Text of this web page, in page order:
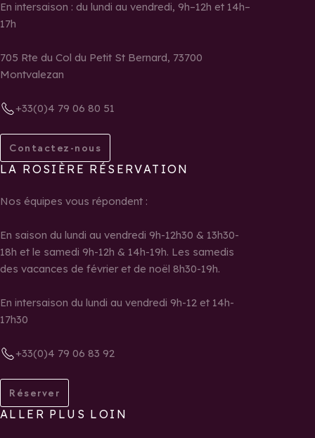
En intersaison : du lundi au vendredi, 9h–12h et 14h–
17h
705 Rte du Col du Petit St Bernard, 73700
Montvalezan
+33(0)4 79 06 80 51
Contactez-nous
LA ROSIÈRE RÉSERVATION
Nos équipes vous répondent :
En saison du lundi au vendredi 9h-12h30 & 13h30-
18h et le samedi 9h-12h & 14h-19h. Les samedis
des vacances de février et de noël 8h30-19h.
En intersaison du lundi au vendredi 9h-12 et 14h-
17h30
+33(0)4 79 06 83 92
Réserver
ALLER PLUS LOIN